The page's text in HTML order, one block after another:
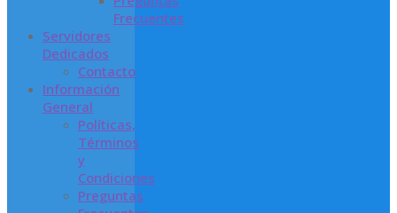
Frecuentes
Servidores
Dedicados
Contacto
Información
General
Políticas,
Términos
y
Condiciones
Preguntas